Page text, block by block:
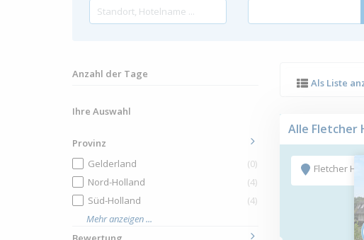
Anzahl der Tage
Ihre Auswahl
Provinz
Gelderland
(0)
Nord-Holland
(4)
Süd-Holland
(4)
Mehr anzeigen ...
Als Liste
Alle Fletcher
Fletcher